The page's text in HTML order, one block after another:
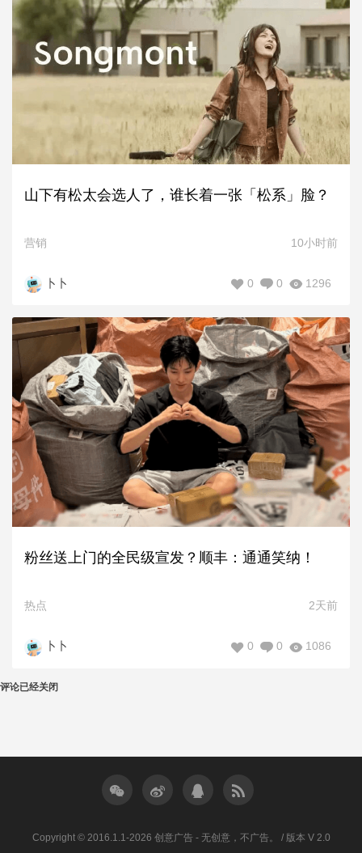
山下有松太会选人了，谁长着一张「松系」脸？
营销 10小时前
卜卜 1296
0
0
粉丝送上门的全民级宣发？顺丰：通通笑纳！
热点 2天前
卜卜 1086
0
0
评论已经关闭
Copyright © 2016.1.1-2026 创意广告 - 无创意，不广告。 / 版本 V 2.0